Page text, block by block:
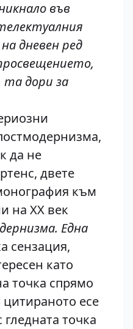
във
дневен ред
дори за
да не
двете
към
на XX век
Една
сензация,
като
точка спрямо
есе
точка